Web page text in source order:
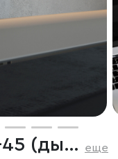
Розетка Ethernet RJ-45 (дымчатый) еще